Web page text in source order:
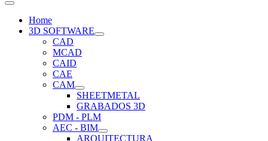
Home
3D SOFTWARE
CAD
MCAD
CAID
CAE
CAM
SHEETMETAL
GRABADOS 3D
PDM - PLM
AEC - BIM
ARQUITECTURA